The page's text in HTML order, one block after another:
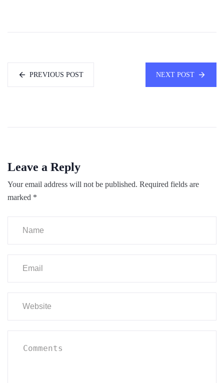
PREVIOUS POST NEXT POST
Leave a Reply
Your email address will not be published. Required fields are
marked *